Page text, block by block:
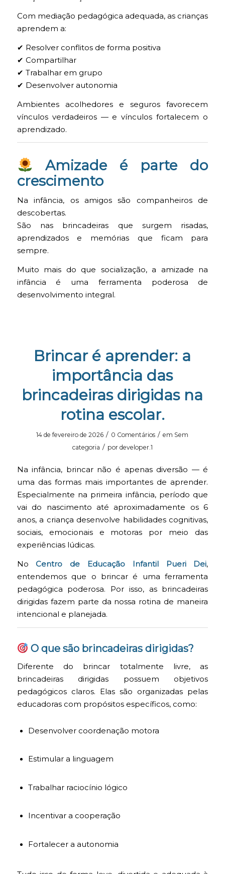
Com mediação pedagógica adequada, as crianças
aprendem a:
✔ Resolver conflitos de forma positiva
✔ Compartilhar
✔ Trabalhar em grupo
✔ Desenvolver autonomia
Ambientes acolhedores e seguros favorecem
vínculos verdadeiros — e vínculos fortalecem o
aprendizado.
Amizade é parte do
crescimento
Na infância, os amigos são companheiros de
descobertas.
São nas brincadeiras que surgem risadas,
aprendizados e memórias que ficam para
sempre.
Muito mais do que socialização, a amizade na
infância é uma ferramenta poderosa de
desenvolvimento integral.
Brincar é aprender: a
importância das
brincadeiras dirigidas na
rotina escolar.
14 de fevereiro de 2026 / 0 Comentários / em Sem
categoria / por developer.1
Na infância, brincar não é apenas diversão — é
uma das formas mais importantes de aprender.
Especialmente na primeira infância, período que
vai do nascimento até aproximadamente os 6
anos, a criança desenvolve habilidades cognitivas,
sociais, emocionais e motoras por meio das
experiências lúdicas.
No Centro de Educação Infantil Pueri Dei,
entendemos que o brincar é uma ferramenta
pedagógica poderosa. Por isso, as brincadeiras
dirigidas fazem parte da nossa rotina de maneira
intencional e planejada.
O que são brincadeiras dirigidas?
Diferente do brincar totalmente livre, as
brincadeiras dirigidas possuem objetivos
pedagógicos claros. Elas são organizadas pelas
educadoras com propósitos específicos, como:
Desenvolver coordenação motora
Estimular a linguagem
Trabalhar raciocínio lógico
Incentivar a cooperação
Fortalecer a autonomia